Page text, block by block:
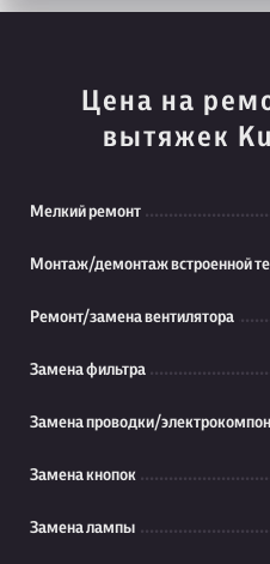
Цена на
вытяжек
Мелкий ремонт
Монтаж/демонтаж встроенной
Ремонт/замена вентилятора
Замена фильтра
Замена проводки/
Замена кнопок
Замена лампы